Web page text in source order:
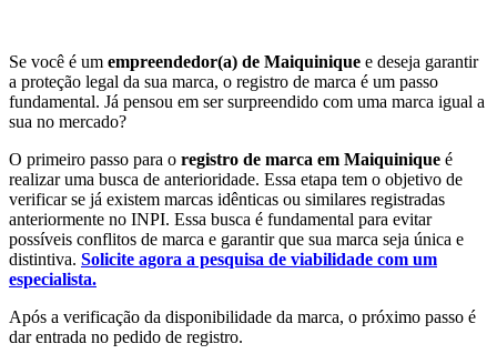
Se você é um empreendedor(a) de Maiquinique e deseja garantir
a proteção legal da sua marca, o registro de marca é um passo
fundamental. Já pensou em ser surpreendido com uma marca igual a
sua no mercado?
O primeiro passo para o registro de marca em Maiquinique é
realizar uma busca de anterioridade. Essa etapa tem o objetivo de
verificar se já existem marcas idênticas ou similares registradas
anteriormente no INPI. Essa busca é fundamental para evitar
possíveis conflitos de marca e garantir que sua marca seja única e
distintiva. Solicite agora a pesquisa de viabilidade com um
especialista.
Após a verificação da disponibilidade da marca, o próximo passo é
dar entrada no pedido de registro.